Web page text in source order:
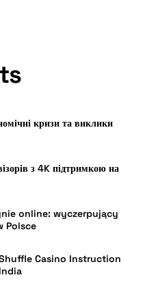
кризи та виклики
з 4K підтримкою на
online: wyczerpujący
Polsce
Casino Instruction